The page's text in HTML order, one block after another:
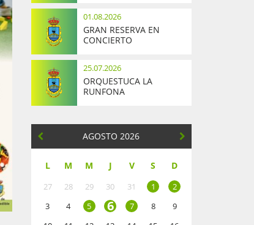
01.08.2026
GRAN RESERVA EN
CONCIERTO
25.07.2026
ORQUESTUCA LA
RUNFONA
AGOSTO 2026
L M M J V S D
27 28 29 30 31 1
2
3
4 5 6 7 8
9